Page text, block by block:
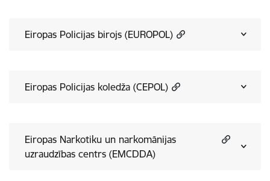
Eiropas Policijas birojs (EUROPOL)
Eiropas Policijas koledža (CEPOL)
Eiropas Narkotiku un narkomānijas
uzraudzības centrs (EMCDDA)